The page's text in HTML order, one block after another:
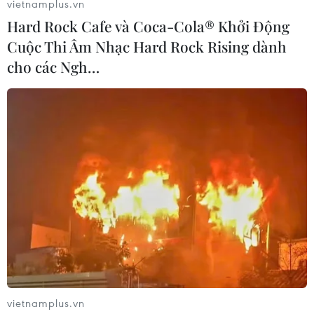
Uzbekistan được nhận định là thách thức không
hề dễ dàng đối với thầy trò Huấn luyện viên
Diego Giustozzi.
Với thực lực hiện tại, Futsal Việt Nam rõ ràng
khó có thể tạo nên bất ngờ trước Futsal
Uzbekistan.
Uzbekistan là chủ nhà Vòng chung kết Futsal
World Cup 2024. Thế nên, nếu thua Uzbekistan,
Đội tuyển Futsal Việt Nam vẫn còn cơ hội tranh
vé World Cup thông qua vòng play-off dành cho
bốn đội thua ở tứ kết.
vietnamplus.vn
Hard Rock Cafe và Coca-Cola® Khởi Động
Cuộc Thi Âm Nhạc Hard Rock Rising dành
cho các Ngh…
vietnamplus.vn